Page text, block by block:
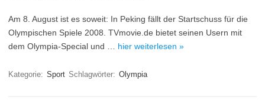
Am 8. August ist es soweit: In Peking fällt der Startschuss für die
Olympischen Spiele 2008. TVmovie.de bietet seinen Usern mit
dem Olympia-Special und … hier weiterlesen »
Kategorie: Sport Schlagwörter: Olympia